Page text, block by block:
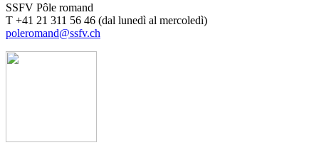
SSFV Pôle romand
T +41 21 311 56 46 (dal lunedì al mercoledì)
poleromand@ssfv.ch